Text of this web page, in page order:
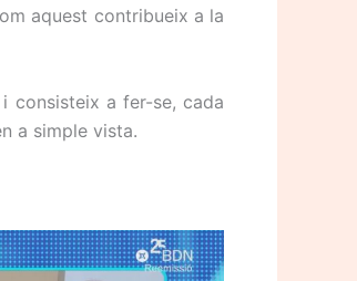
aquest contribueix a la
consisteix a fer-se, cada
a simple vista.